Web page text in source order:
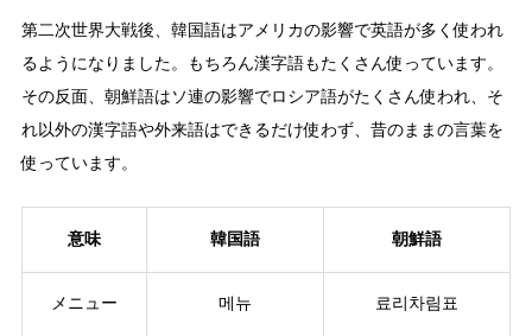
第二次世界大戦後、韓国語はアメリカの影響で英語が多く使われ
るようになりました。もちろん漢字語もたくさん使っています。
その反面、朝鮮語はソ連の影響でロシア語がたくさん使われ、そ
れ以外の漢字語や外来語はできるだけ使わず、昔のままの言葉を
使っています。
意味 韓国語 朝鮮語
メニュー 메뉴 료리차림표